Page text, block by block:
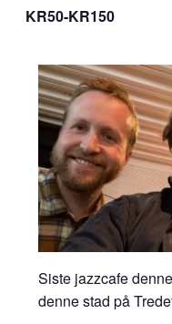
KR50-KR150
Siste jazzcafe
denne stad på